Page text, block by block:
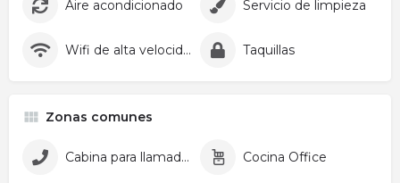
Aire acondicionado Servicio de limpieza
Wifi de alta velocidad Taquillas
Zonas comunes
Cabina para llamadas Cocina Office